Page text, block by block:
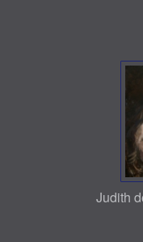
Judith